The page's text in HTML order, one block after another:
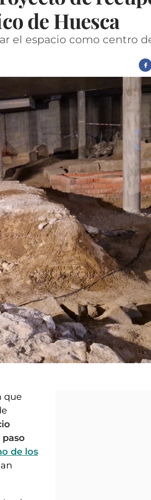
de Huesca
el espacio como centro
que
de los